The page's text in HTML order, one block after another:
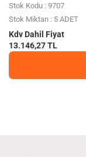
Stok Kodu : 9707
Stok Miktarı : 5 ADET
Kdv Dahil Fiyat
13.146,27 TL